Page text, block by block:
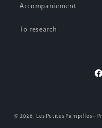
Accompaniement
To research
© 2026, Les Petites Pampilles -